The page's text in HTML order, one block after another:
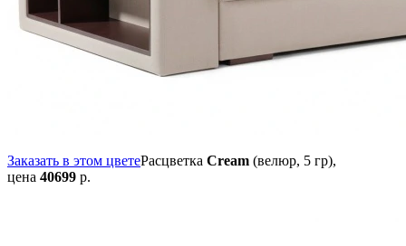
Заказать в этом цветеРасцветка Cream (велюр, 5 гр),
цена 40699 р.